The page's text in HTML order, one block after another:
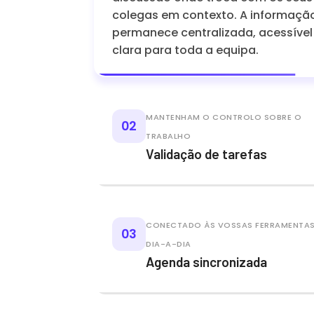
colegas em contexto. A
permanece centralizada,
clara para toda a equipa.
02
MANTENHAM O CONTROLO SOBRE O
TRABALHO
Validação de tarefas
Validem o trabalho dos vossos
tarefas terminadas sobem num
dedicado para aprovação,
um controlo de qualidade
processos.
03
CONECTADO ÀS VOSSAS
DIA-A-DIA
Agenda sincronizada
Nunca mais percam um prazo.